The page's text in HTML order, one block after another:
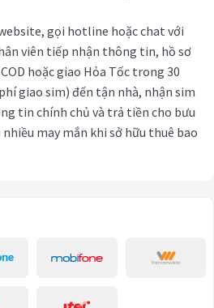
gọi hotline hoặc chat với
viên tiếp nhận thông tin, hồ sơ
hoặc giao Hỏa Tốc trong 30
giao sim) đến tận nhà, nhận sim
tin chính chủ và trả tiền cho bưu
nhiều may mắn khi sở hữu thuê bao